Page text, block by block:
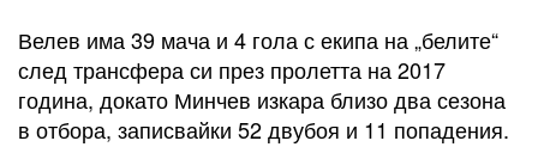
Велев има 39 мача и 4 гола с екипа на „белите“
след трансфера си през пролетта на 2017
година, докато Минчев изкара близо два сезона
в отбора, записвайки 52 двубоя и 11 попадения.